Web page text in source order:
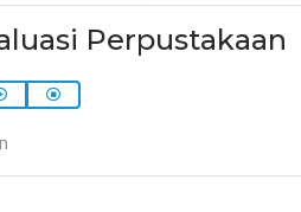
Perpustakaan